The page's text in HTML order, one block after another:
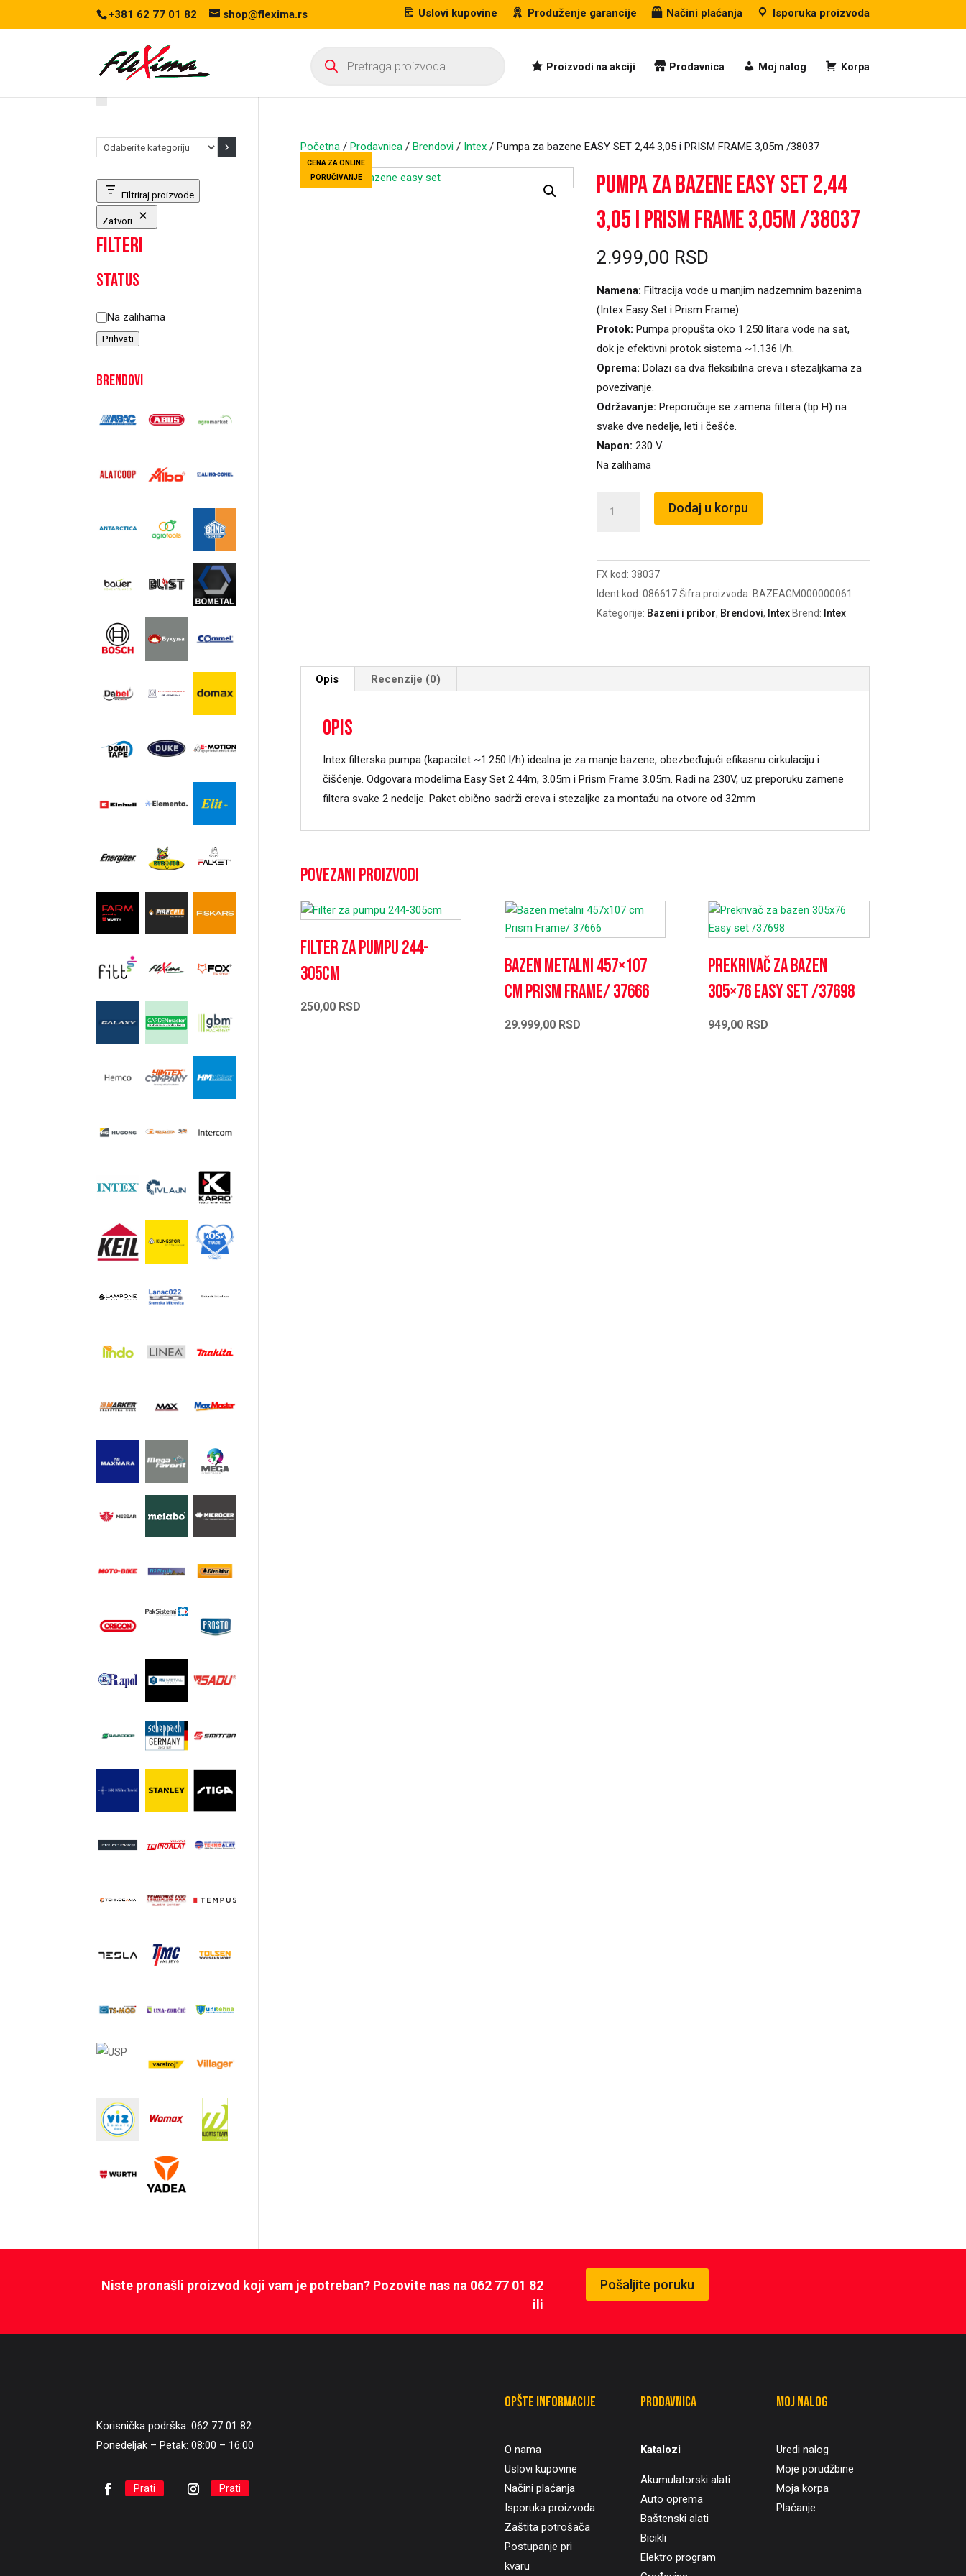
+381 62 77 01 82 shop@flexima.rs Uslovi kupovine Produženje garancije Načini plaćanja Isporuka proizvoda
search
Proizvodi na akciji Prodavnica Moj nalog Korpa
Početna/ Prodavnica/ Brendovi/ Intex/ Pumpa za bazene EASY SET 2,44 3,05 i PRISM FRAME 3,05m /38037
CENA ZA ONLINE
PORUČIVANJE
Pumpa za bazene EASY SET 2,44
3,05 i PRISM FRAME 3,05m /38037
2.999,00 RSD
Namena: Filtracija vode u manjim nadzemnim bazenima
(Intex Easy Set i Prism Frame).
Protok: Pumpa propušta oko 1.250 litara vode na sat,
dok je efektivni protok sistema ~1.136 l/h.
Oprema: Dolazi sa dva fleksibilna creva i stezaljkama za
povezivanje.
Održavanje: Preporučuje se zamena filtera (tip H) na
svake dve nedelje, leti i češće.
Napon: 230 V.
Na zalihama
EASY
SET
2,44
3,05
3,05m
Dodaj u korpu
FX kod: 38037
Ident kod: 086617 Šifra proizvoda: BAZEAGM000000061
Kategorije: Bazeni i pribor, Brendovi, Intex Brend: Intex
Opis Recenzije (0)
Opis
Intex filterska pumpa (kapacitet ~1.250 l/h) idealna je za manje bazene, obezbeđujući efikasnu cirkulaciju i
čišćenje. Odgovara modelima Easy Set 2.44m, 3.05m i Prism Frame 3.05m. Radi na 230V, uz preporuku zamene
filtera svake 2 nedelje. Paket obično sadrži creva i stezaljke za montažu na otvore od 32mm
Povezani proizvodi
Filter za pumpu 244-
305cm
250,00 RSD
Bazen metalni 457×107
cm Prism Frame/ 37666
29.999,00 RSD
Prekrivač za bazen
305×76 Easy set /37698
949,00 RSD
Odaberite
Filtriraj proizvode
Zatvori
Filteri
Status
Status
Na zalihama
Prihvati
Brendovi
Niste pronašli proizvod koji vam je potreban? Pozovite nas na 062 77 01 82
ili
Pošaljite poruku
Korisnička podrška: 062 77 01 82
Ponedeljak – Petak: 08:00 – 16:00
Prati Prati
Opšte informacije
O nama
Uslovi kupovine
Načini plaćanja
Isporuka proizvoda
Zaštita potrošača
Postupanje pri
kvaru
Prodavnica
Katalozi
Akumulatorski alati
Auto oprema
Baštenski alati
Bicikli
Elektro program
Moj nalog
Uredi nalog
Moje porudžbine
Moja korpa
Plaćanje